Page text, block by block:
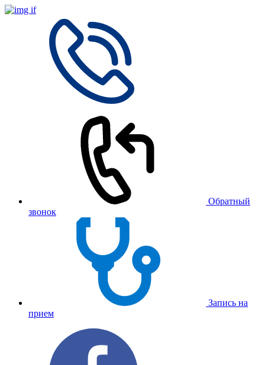
Обратный
звонок
Запись на
прием